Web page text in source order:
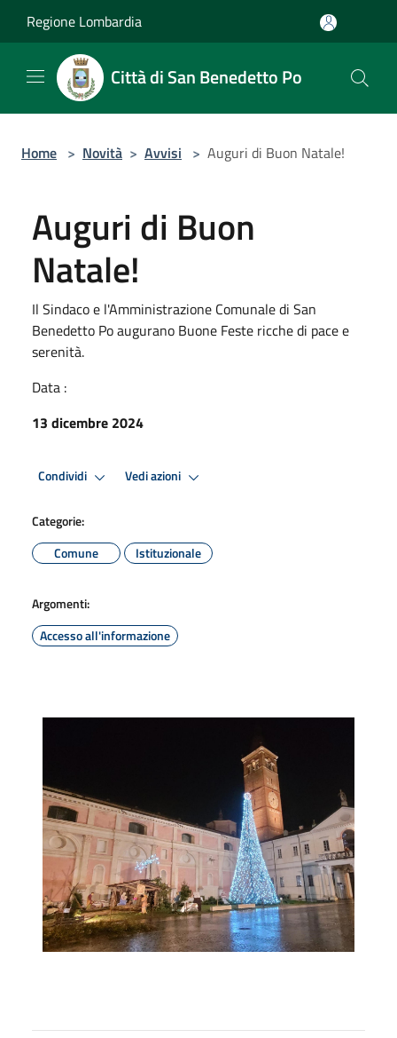
Regione Lombardia
Città di San Benedetto Po
Home > Novità > Avvisi > Auguri di Buon Natale!
Auguri di Buon
Natale!
Il Sindaco e l'Amministrazione Comunale di San
Benedetto Po augurano Buone Feste ricche di pace e
serenità.
Data :
13 dicembre 2024
Condividi Vedi azioni
Categorie:
Comune
Istituzionale
Argomenti:
Accesso all'informazione